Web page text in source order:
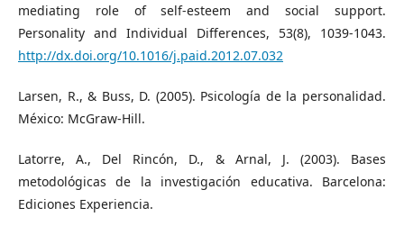
mediating role of self-esteem and social support.
Personality and Individual Differences, 53(8), 1039-1043.
http://dx.doi.org/10.1016/j.paid.2012.07.032
Larsen, R., & Buss, D. (2005). Psicología de la personalidad.
México: McGraw-Hill.
Latorre, A., Del Rincón, D., & Arnal, J. (2003). Bases
metodológicas de la investigación educativa. Barcelona:
Ediciones Experiencia.